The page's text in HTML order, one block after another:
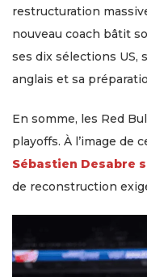
restructuration
nouveau coach bâtit
ses dix sélections US,
anglais et sa
En somme, les Red
playoffs. À l’image de
Sébastien Desabre
de reconstruction